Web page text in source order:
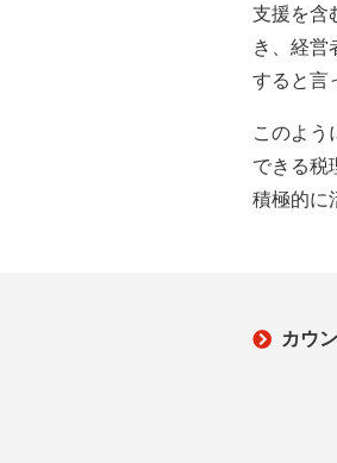
支援を含
き、経営
すると言
このよう
できる税
積極的に
カウ